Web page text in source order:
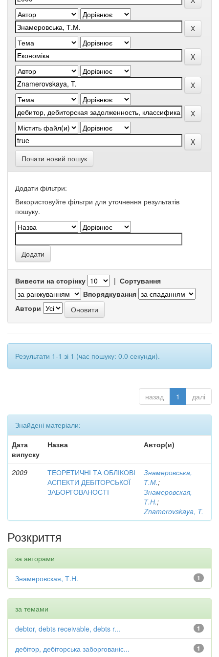
Почати новий пошук
Додати фільтри:
Використовуйте фільтри для уточнення результатів
пошуку.
Вивести на сторінку | Сортування
Впорядкування
Автори
Результати 1-1 зі 1 (час пошуку: 0.0 секунди).
назад 1 далі
Знайдені матеріали:
Дата
випуску
Назва Автор(и)
2009
ТЕОРЕТИЧНІ ТА ОБЛІКОВІ
АСПЕКТИ ДЕБІТОРСЬКОЇ
ЗАБОРГОВАНОСТІ
Знамеровська,
Т.М.;
Знамеровская,
Т.Н.;
Znamerovskaya, T.
Розкриття
за авторами
1
Знамеровская, Т.Н.
за темами
1
debtor, debts receivable, debts r...
1
дебітор, дебіторська заборгованіс...